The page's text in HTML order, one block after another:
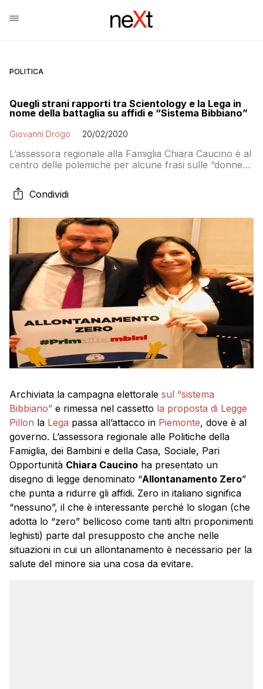
POLITICA
Quegli strani rapporti tra Scientology e la Lega in
nome della battaglia su affidi e “Sistema Bibbiano”
Giovanni Drogo 20/02/2020
L’assessora regionale alla Famiglia Chiara Caucino è al
centro delle polemiche per alcune frasi sulle “donne
criticare la sua proposta di legge “Allontanamento
Zero”. In pochi hanno notato che sono state
dei Cittadini dei Diritti Umani, una ONLUS che alle
spalle ha la “Chiesa di Scientology” e che da anni si
batte contro gli affidi e la “filiera diagnostica
psichiatrica”
Condividi
Archiviata la campagna elettorale sul “sistema
Bibbiano” e rimessa nel cassetto la proposta di Legge
Pillon la Lega passa all’attacco in Piemonte, dove è al
governo. L’assessora regionale alle Politiche della
Famiglia, dei Bambini e della Casa, Sociale, Pari
Opportunità Chiara Caucino ha presentato un
disegno di legge denominato “Allontanamento Zero”
che punta a ridurre gli affidi. Zero in italiano significa
“nessuno”, il che è interessante perché lo slogan (che
adotta lo “zero” bellicoso come tanti altri proponimenti
leghisti) parte dal presupposto che anche nelle
situazioni in cui un allontanamento è necessario per la
salute del minore sia una cosa da evitare.